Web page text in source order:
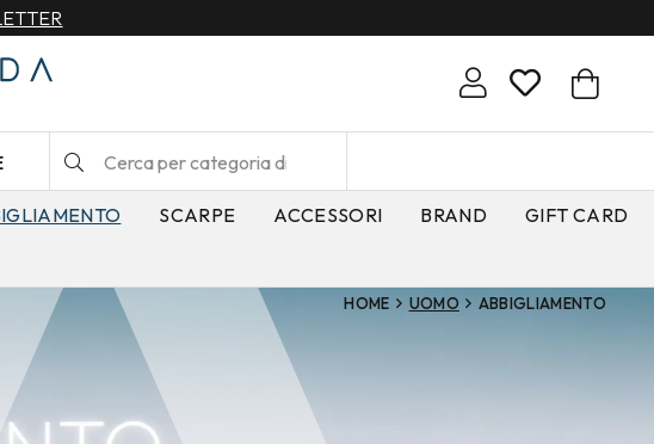
SCARPE ACCESSORI BRAND
GIFT CARD
HOME UOMO ABBIGLIAMENTO